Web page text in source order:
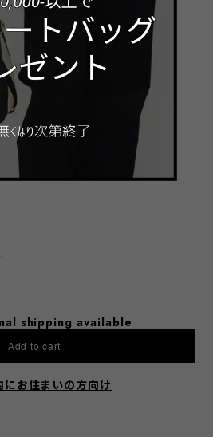
様）
shipping available
Add to cart
にお住まいの方向け